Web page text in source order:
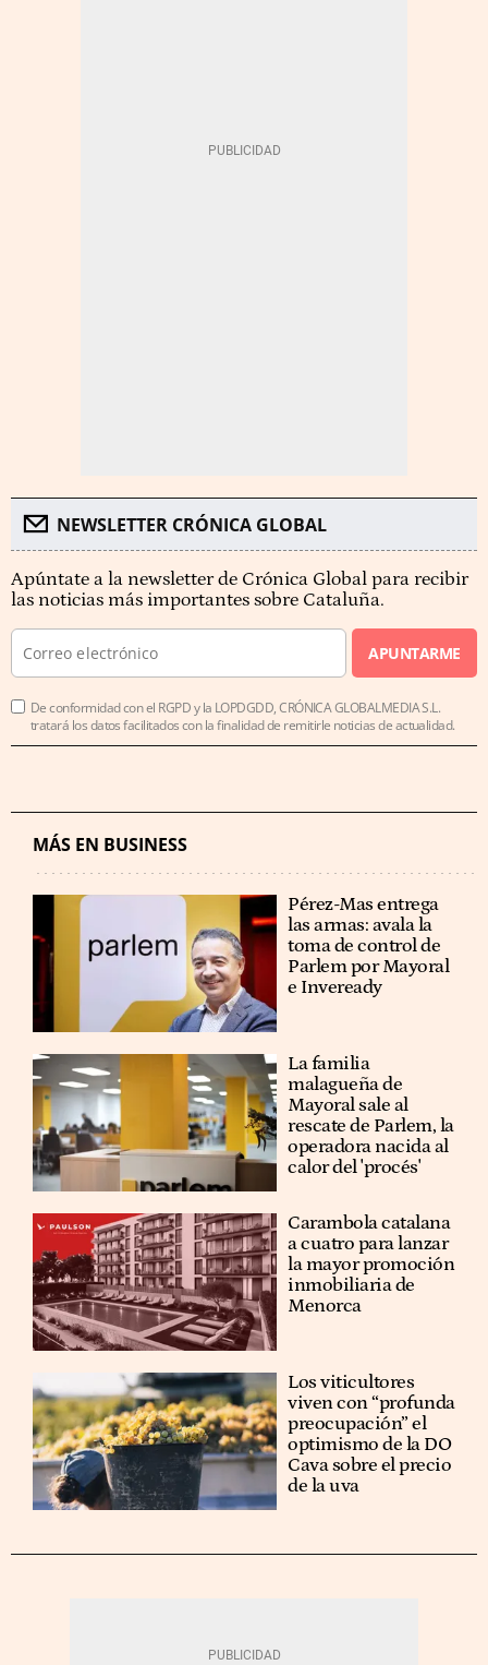
NEWSLETTER CRÓNICA GLOBAL
Apúntate a la newsletter de Crónica Global para recibir
las noticias más importantes sobre Cataluña.
APUNTARME
De conformidad con el RGPD y la LOPDGDD, CRÓNICA GLOBALMEDIA S.L.
tratará los datos facilitados con la finalidad de remitirle noticias de actualidad.
MÁS EN BUSINESS
Pérez-Mas entrega
las armas: avala la
toma de control de
Parlem por Mayoral
e Inveready
La familia
malagueña de
Mayoral sale al
rescate de Parlem, la
operadora nacida al
calor del 'procés'
Carambola catalana
a cuatro para lanzar
la mayor promoción
inmobiliaria de
Menorca
Los viticultores
viven con “profunda
preocupación” el
optimismo de la DO
Cava sobre el precio
de la uva